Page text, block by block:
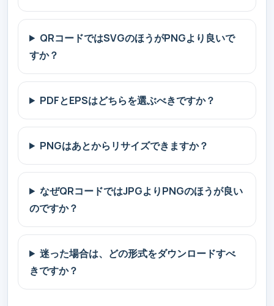
QRコードではSVGのほうがPNGより良いで
すか？
PDFとEPSはどちらを選ぶべきですか？
PNGはあとからリサイズできますか？
なぜQRコードではJPGよりPNGのほうが良い
のですか？
迷った場合は、どの形式をダウンロードすべ
きですか？